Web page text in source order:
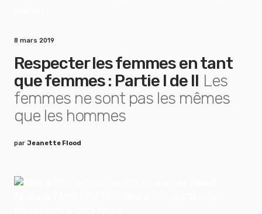
8 mars 2019
Respecter les femmes en tant
que femmes : Partie I de II Les
femmes ne sont pas les mêmes
que les hommes
par Jeanette Flood